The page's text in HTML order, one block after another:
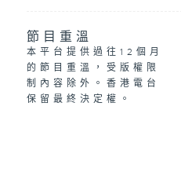
節目重溫
本平台提供過往12個月
的節目重溫，受版權限
制內容除外。香港電台
保留最終決定權。